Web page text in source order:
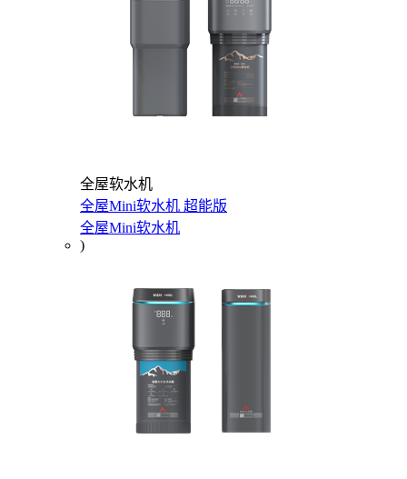
全屋软水机
全屋Mini软水机 超能版
全屋Mini软水机
)